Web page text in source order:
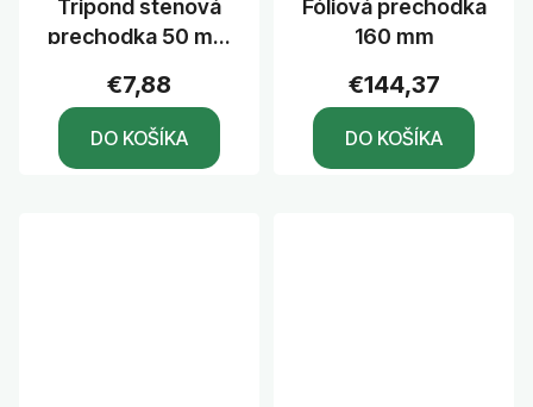
Tripond stenová
prechodka 50 mm
€7,88
DO KOŠÍKA
Fóliová prechodka
160 mm
€144,37
DO KOŠÍKA